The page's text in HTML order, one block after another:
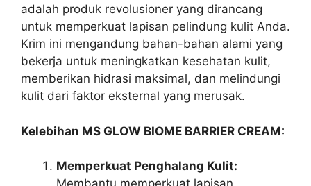
adalah produk revolusioner yang dirancang
untuk memperkuat lapisan pelindung kulit Anda.
Krim ini mengandung bahan-bahan alami yang
bekerja untuk meningkatkan kesehatan kulit,
memberikan hidrasi maksimal, dan melindungi
kulit dari faktor eksternal yang merusak.
Kelebihan MS GLOW BIOME BARRIER CREAM:
Memperkuat Penghalang Kulit: